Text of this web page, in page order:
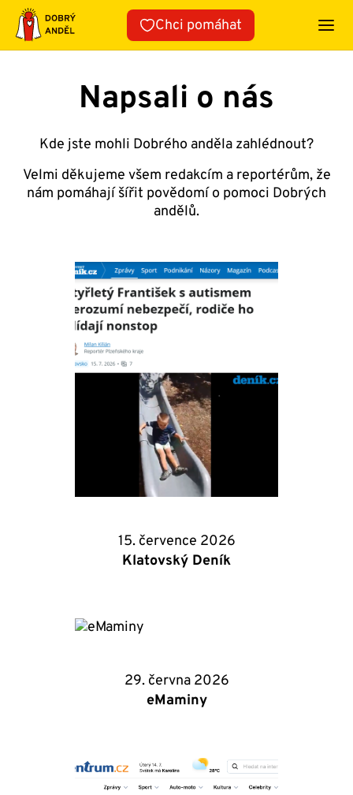
Přeskočit
obsah
Chci pomáhat
Napsali o nás
Kde jste mohli Dobrého anděla zahlédnout?
Velmi děkujeme všem redakcím a reportérům, že
nám pomáhají šířit povědomí o pomoci Dobrých
andělů.
15. července 2026
Klatovský Deník
29. června 2026
eMaminy